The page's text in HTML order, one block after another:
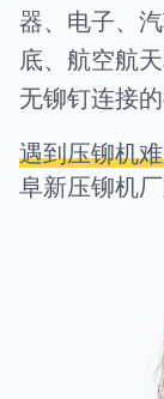
器、电子、
底、航空航
无铆钉连接的
遇到压铆机
阜新压铆机